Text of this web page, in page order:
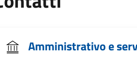
Amministrativo e